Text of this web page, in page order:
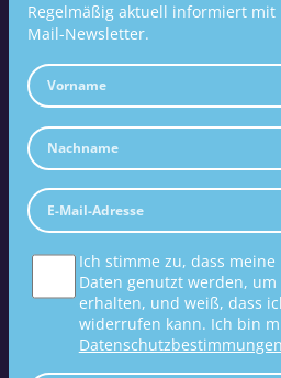
Regelmäßig aktuell informiert mit
Mail-Newsletter.
Ich stimme zu, dass
Daten genutzt werden,
erhalten, und weiß, dass
widerrufen kann. Ich bin
Datenschutzbestimmungen